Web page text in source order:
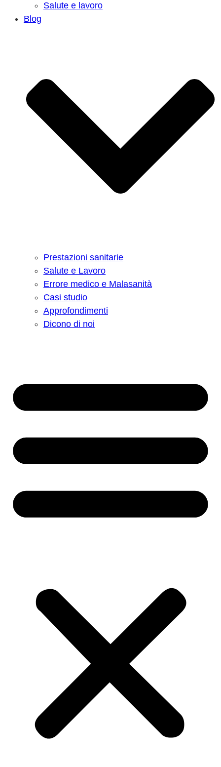
Salute e lavoro
Blog
Prestazioni sanitarie
Salute e Lavoro
Errore medico e Malasanità
Casi studio
Approfondimenti
Dicono di noi